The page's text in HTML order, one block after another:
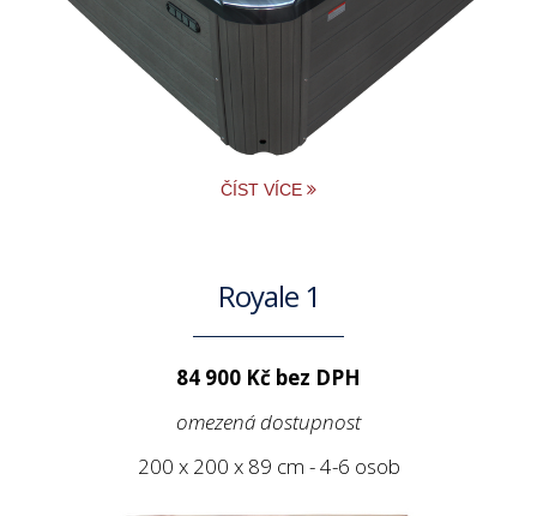
ČÍST VÍCE
Royale 1
84 900 Kč bez DPH
omezená dostupnost
200 x 200 x 89 cm - 4-6 osob